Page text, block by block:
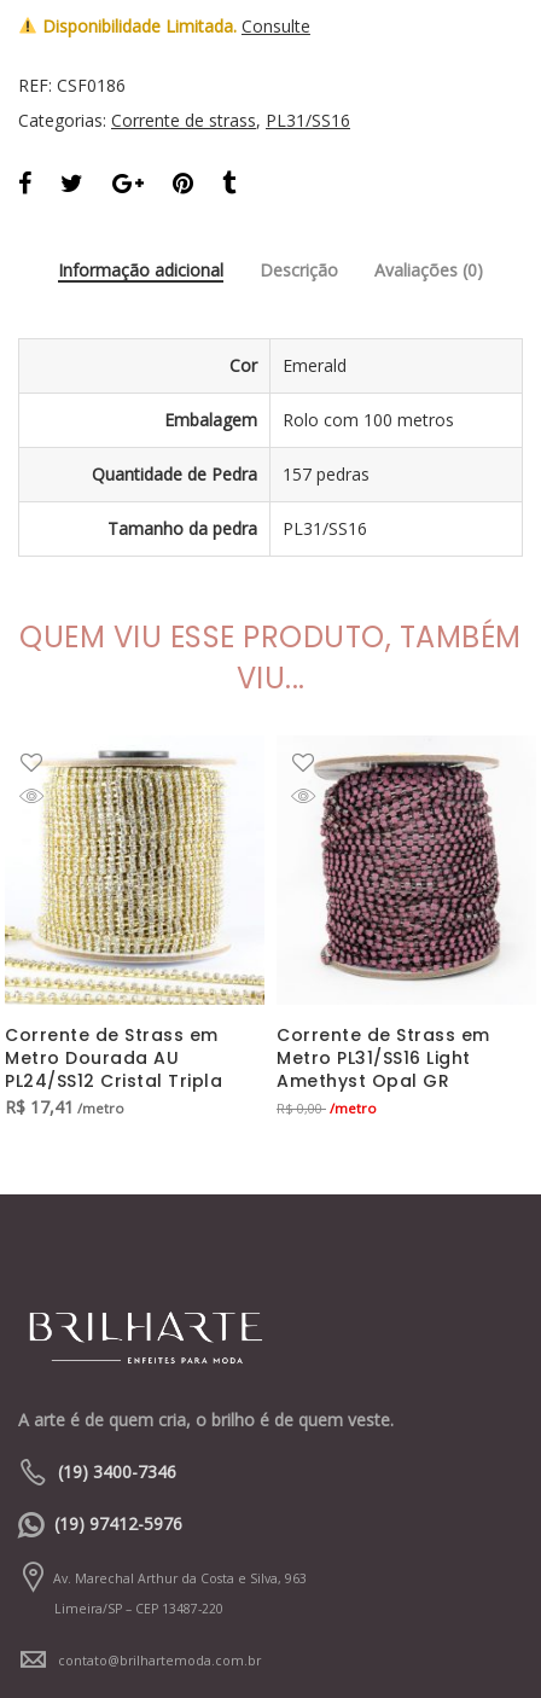
Disponibilidade Limitada. Consulte
REF: CSF0186
Categorias: Corrente de strass, PL31/SS16
Informação adicional Descrição Avaliações (0)
Cor Emerald
Embalagem Rolo com 100 metros
Quantidade de Pedra 157 pedras
Tamanho da pedra PL31/SS16
QUEM VIU ESSE PRODUTO, TAMBÉM
VIU...
Corrente de Strass em
Metro Dourada AU
PL24/SS12 Cristal Tripla
R$ 17,41 /metro
Corrente de Strass em
Metro PL31/SS16 Light
Amethyst Opal GR
R$ 0,00 /metro
A arte é de quem cria, o brilho é de quem veste.
(19) 3400-7346
(19) 97412-5976
Av. Marechal Arthur da Costa e Silva, 963
Limeira/SP – CEP 13487-220
contato@brilhartemoda.com.br